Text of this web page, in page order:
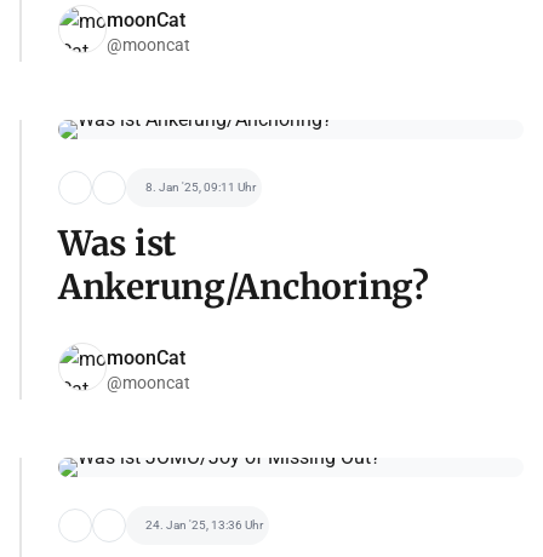
moonCat
@mooncat
8. Jan '25, 09:11 Uhr
Was ist
Ankerung/Anchoring?
moonCat
@mooncat
24. Jan '25, 13:36 Uhr